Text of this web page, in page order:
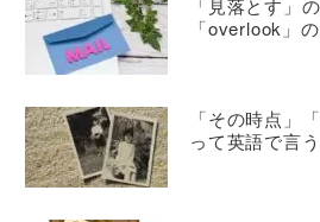
「見落とす」
「overlook」
「その時点」
って英語で言